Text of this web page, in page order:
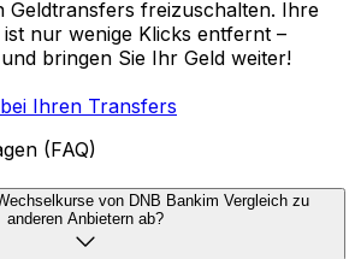
Geldtransfers freizuschalten. Ihre
nur wenige Klicks entfernt –
bringen Sie Ihr Geld weiter!
Ihren Transfers
(FAQ)
von DNB Bankim Vergleich zu
anderen Anbietern ab?